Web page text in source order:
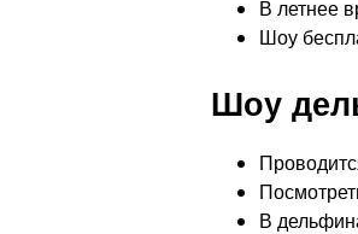
В летнее
Шоу
Шоу
В